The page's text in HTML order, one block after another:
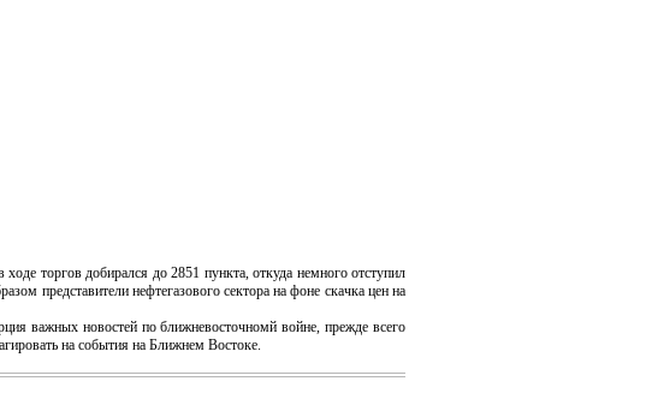
торгов добирался до 2851 пункта, откуда немного отступил
представители нефтегазового сектора на фоне скачка цен на
важных новостей по ближневосточномй войне, прежде всего
на события на Ближнем Востоке.